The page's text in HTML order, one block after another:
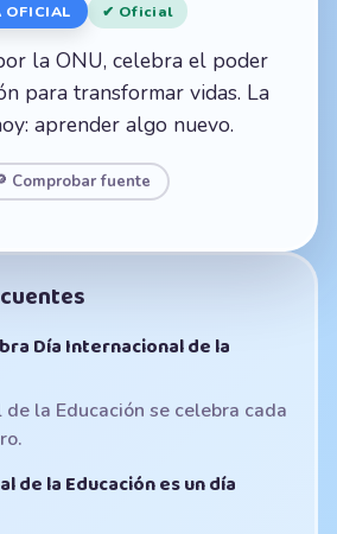
OFICIAL ✔ Oficial
la ONU, celebra el poder
para transformar vidas. La
aprender algo nuevo.
Comprobar fuente
Día Internacional de la
la Educación se celebra cada
de la Educación es un día